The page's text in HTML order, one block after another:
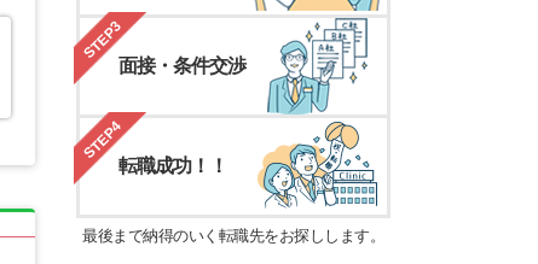
STEP3
面接・条件交渉
STEP4
転職成功！！
最後まで納得のいく転職先をお探しします。